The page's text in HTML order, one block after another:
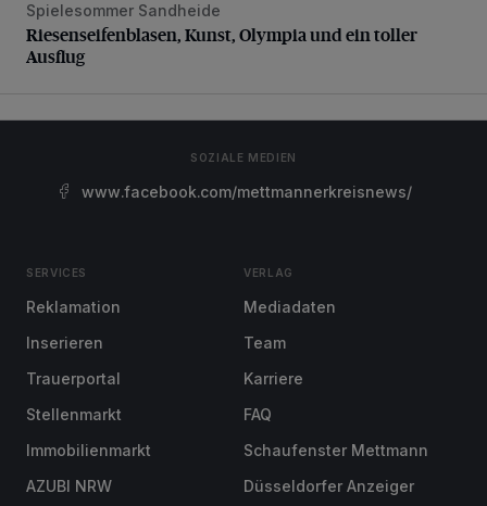
Riesenseifenblasen, Kunst, Olympia und ein toller Ausflug
Spielesommer Sandheide
Riesenseifenblasen, Kunst, Olympia und ein toller
Ausflug
SOZIALE MEDIEN
www.facebook.com/mettmannerkreisnews/
SERVICES
Reklamation
Inserieren
Trauerportal
Stellenmarkt
Immobilienmarkt
AZUBI NRW
VERLAG
Mediadaten
Team
Karriere
FAQ
Schaufenster Mettmann
Düsseldorfer Anzeiger